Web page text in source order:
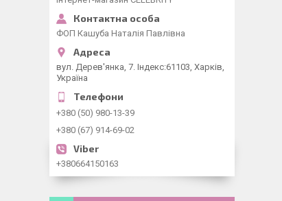
ФОП Кашуба Наталія Павлівна
вул. Дерев'янка, 7. Індекс:61103, Харків,
Україна
+380 (50) 980-13-39
+380 (67) 914-69-02
+380664150163